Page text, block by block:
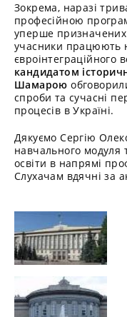
Зокрема, наразі
професійною
уперше призначених
учасники працюють
євроінтеграційного
кандидатом
Шамарою
спроби та сучасні
процесів в Україні.
Дякуємо Сергію
навчального
освіти в напрямі
Слухачам вдячні за